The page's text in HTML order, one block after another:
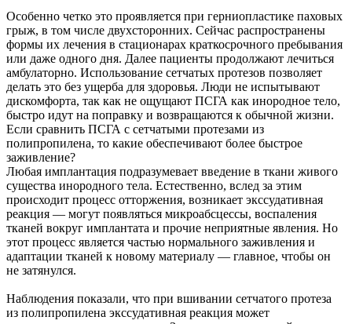
Особенно четко это проявляется при герниопластике паховых
грыж, в том числе двухсторонних. Сейчас распространены
формы их лечения в стационарах краткосрочного пребывания
или даже одного дня. Далее пациенты продолжают лечиться
амбулаторно. Использование сетчатых протезов позволяет
делать это без ущерба для здоровья. Люди не испытывают
дискомфорта, так как не ощущают ПСГА как инородное тело,
быстро идут на поправку и возвращаются к обычной жизни.
Если сравнить ПСГА с сетчатыми протезами из
полипропилена, то какие обеспечивают более быстрое
заживление?
Любая имплантация подразумевает введение в ткани живого
существа инородного тела. Естественно, вслед за этим
происходит процесс отторжения, возникает экссудативная
реакция — могут появляться микроабсцессы, воспаления
тканей вокруг имплантата и прочие неприятные явления. Но
этот процесс является частью нормального заживления и
адаптации тканей к новому материалу — главное, чтобы он
не затянулся.
Наблюдения показали, что при вшивании сетчатого протеза
из полипропилена экссудативная реакция может